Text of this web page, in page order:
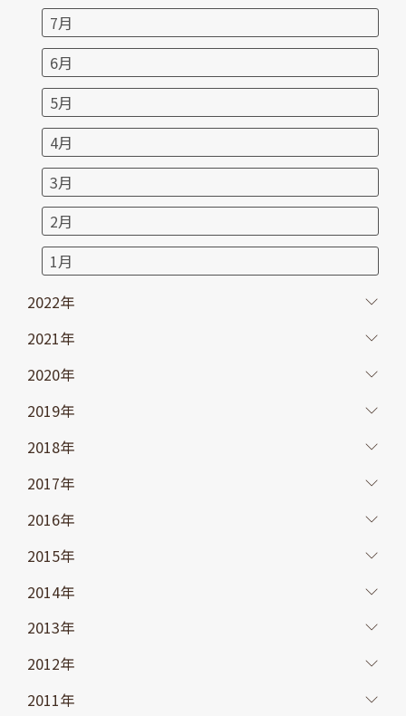
7月
6月
5月
4月
3月
2月
1月
2022年
2021年
2020年
2019年
2018年
2017年
2016年
2015年
2014年
2013年
2012年
2011年